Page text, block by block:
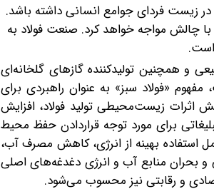
زیست فردای جوامع انسانی داشته باشد.
چالش مواجه خواهد کرد. صنعت فولاد به
است.
و همچنین تولیدکننده گازهای گلخانه‌ای
«فولاد سبز» به‌ عنوان راهبردی برای
زیست‌محیطی تولید فولاد، افزایش
برای مورد توجه قراردادن حفظ محیط‌
بهینه از انرژی، کاهش مصرف آب،
بحران منابع آب و انرژی دغدغه‌های اصلی
و رقابتی نیز محسوب می‌شود.